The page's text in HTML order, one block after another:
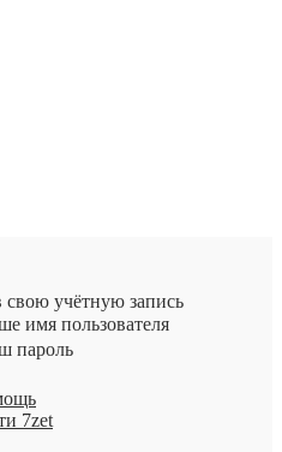
учётную запись
имя пользователя
пароль
7zet